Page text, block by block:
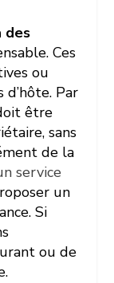
des
Ces
ou
Par
être
sans
de la
service
un
Si
ou de